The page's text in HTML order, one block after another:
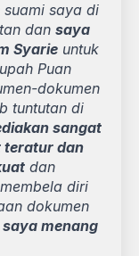
suami saya di
dan saya
Syarie untuk
Puan
dokumen
tuntutan di
sangat
teratur dan
dan
diri
dokumen
menang